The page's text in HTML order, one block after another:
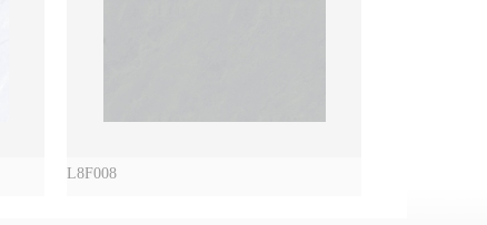
L8F008